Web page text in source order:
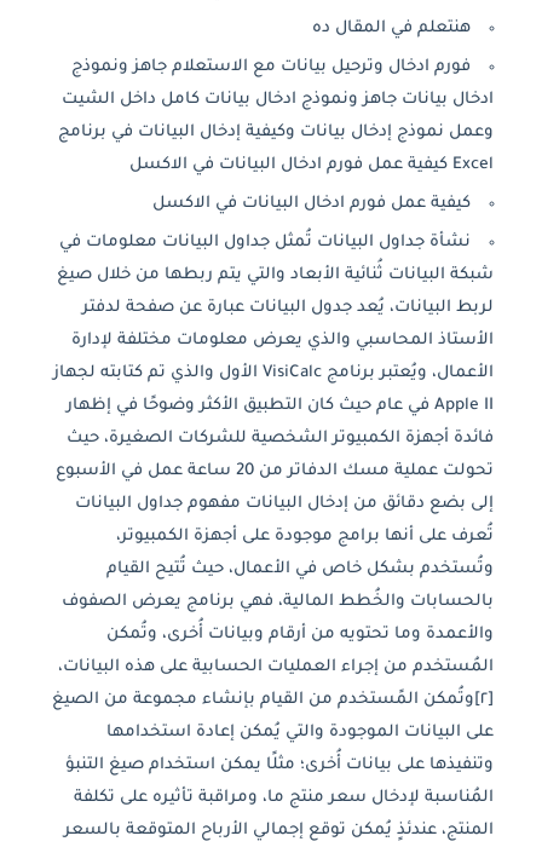
هنتعلم في المقال ده
فورم ادخال وترحيل بيانات مع الاستعلام جاهز ونموذج
ادخال بيانات جاهز ونموذج ادخال بيانات كامل داخل الشيت
وعمل نموذج إدخال بيانات وكيفية إدخال البيانات في برنامج
Excel كيفية عمل فورم ادخال البيانات في الاكسل
كيفية عمل فورم ادخال البيانات في الاكسل
نشأة جداول البيانات تُمثل جداول البيانات معلومات في
شبكة البيانات ثُنائية الأبعاد والتي يتم ربطها من خلال صيغ
لربط البيانات، يُعد جدول البيانات عبارة عن صفحة لدفتر
الأستاذ المحاسبي والذي يعرض معلومات مختلفة لإدارة
الأعمال، ويُعتبر برنامج VisiCalc الأول والذي تم كتابته لجهاز
Apple II في عام حيث كان التطبيق الأكثر وضوحًا في إظهار
فائدة أجهزة الكمبيوتر الشخصية للشركات الصغيرة، حيث
تحولت عملية مسك الدفاتر من 20 ساعة عمل في الأسبوع
إلى بضع دقائق من إدخال البيانات مفهوم جداول البيانات
تُعرف على أنها برامج موجودة على أجهزة الكمبيوتر،
وتُستخدم بشكل خاص في الأعمال، حيث تُتيح القيام
بالحسابات والخُطط المالية، فهي برنامج يعرض الصفوف
والأعمدة وما تحتويه من أرقام وبيانات أُخرى، وتُمكن
المُستخدم من إجراء العمليات الحسابية على هذه البيانات،
[٢]وتُمكن المًستخدم من القيام بإنشاء مجموعة من الصيغ
على البيانات الموجودة والتي يُمكن إعادة استخدامها
وتنفيذها على بيانات أُخرى؛ مثلًا يمكن استخدام صيغ التنبؤ
المُناسبة لإدخال سعر منتج ما، ومراقبة تأثيره على تكلفة
المنتج، عندئذٍ يُمكن توقع إجمالي الأرباح المتوقعة بالسعر